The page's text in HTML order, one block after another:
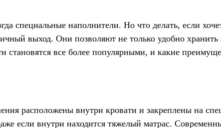
специальные наполнители. Но что делать, если
выход. Они позволяют не только удобно
становятся все более популярными, и какие
расположены внутри кровати и закреплены на
если внутри находится тяжелый матрас.